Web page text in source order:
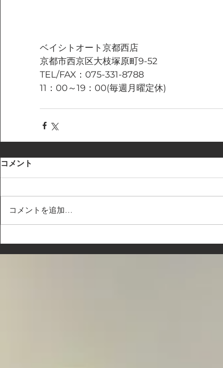
ベイシトオート京都西店
京都市西京区大枝塚原町9-52
TEL/FAX：075-331-8788
11：00～19：00(毎週月曜定休)
コメント
コメントを追加…